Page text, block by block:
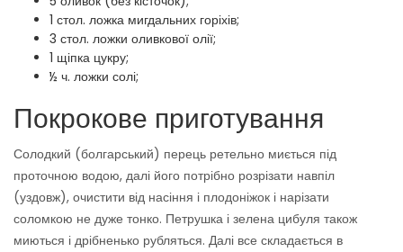
1 стол. ложка мигдальних горіхів;
3 стол. ложки оливкової олії;
1 щіпка цукру;
½ ч. ложки солі;
Покрокове приготування
Солодкий (болгарський) перець ретельно миється під
проточною водою, далі його потрібно розрізати навпіл
(уздовж), очистити від насіння і плодоніжок і нарізати
соломкою не дуже тонко. Петрушка і зелена цибуля також
миються і дрібненько рубляться. Далі все складається в